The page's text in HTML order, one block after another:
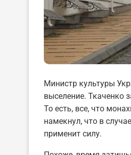
Министр культуры
выселение. Ткаченко
То есть, все, что
намекнул, что в
применит силу.